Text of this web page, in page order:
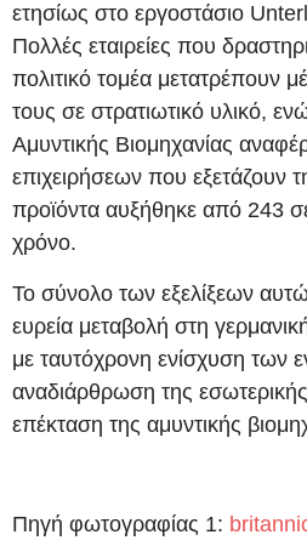
ετησίως στο εργοστάσιο
Πολλές εταιρείες που
πολιτικό τομέα μετατρέπουν
τους σε στρατιωτικό υλικό,
Αμυντικής Βιομηχανίας
επιχειρήσεων που εξετάζουν
προϊόντα αυξήθηκε από 243
χρόνο.
Το σύνολο των εξελίξεων
ευρεία μεταβολή στη
με ταυτόχρονη ενίσχυση των
αναδιάρθρωση της
επέκταση της αμυντικής
Πηγή φωτογραφίας 1: